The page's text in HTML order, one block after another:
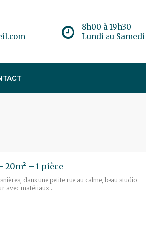
8h00 à 19h30
Lundi au Samedi
– 1 pièce
dans une petite rue au calme, beau studio
avec matériaux...